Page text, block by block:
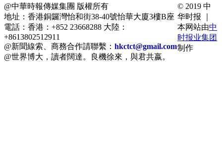
@中華時報傳媒集團 版權所有
地址：香港銅鑼灣怡和街38-40號怡華大廈3樓B座
電話：香港：+852 23668288 大陸：
+8613802512911
@新聞線索、商務合作請聯繫： hkctct@gmail.com
@世界博大，讀者闊達。良機徐來，與君共嬴。
© 2019 中
华时报 ｜
本网站由中
时报业集团
制作